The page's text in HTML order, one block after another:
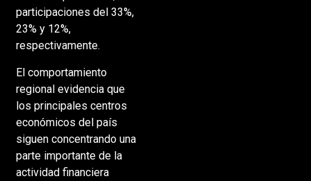
participaciones del 33%,
23% y 12%,
respectivamente.
El comportamiento
regional evidencia que
los principales centros
económicos del país
siguen concentrando una
parte importante de la
actividad financiera